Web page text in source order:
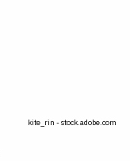
kite_rin - stock.adobe.com